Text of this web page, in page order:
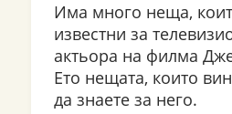
Има много неща,
известни за
актьора на филма
Ето нещата, които
да знаете за него.